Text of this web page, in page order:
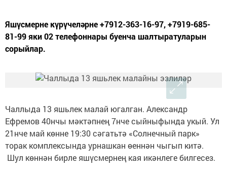
Яшүсмерне күрүчеләрне +7912-363-16-97, +7919-685-
81-99 яки 02 телефоннары буенча шалтыратуларын
сорыйлар.
Чаллыда 13 яшьлек малай югалган. Александр
Ефремов 40нчы мәктәпнең 7нче сыйныфында укый. Ул
21нче май көнне 19:30 сәгатьтә «Солнечный парк»
торак комплексында урнашкан өеннән чыгып китә.
Шул көннән бирле яшүсмернең кая икәнлеге билгесез.